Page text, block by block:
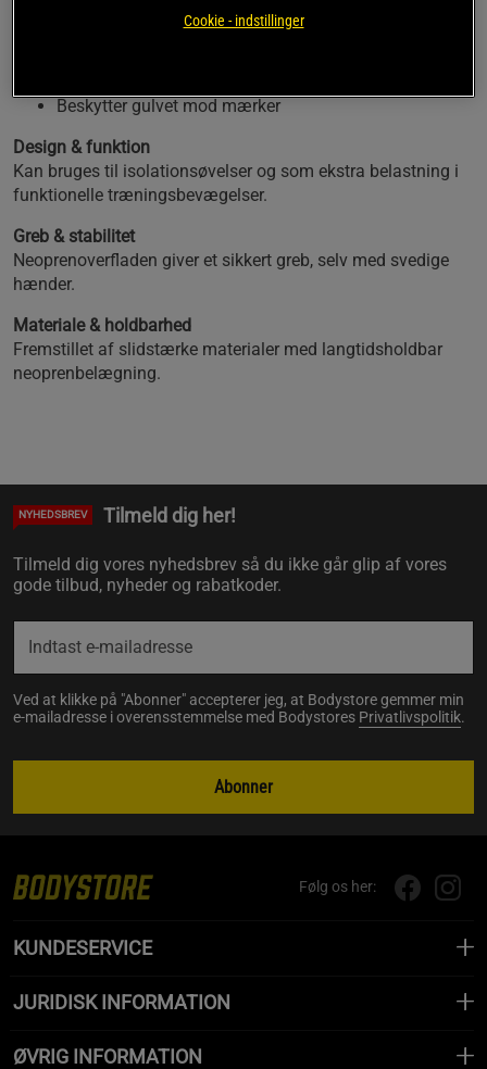
Findes fra 1 til 10 kg
Beskytter gulvet mod mærker
Design & funktion
Kan bruges til isolationsøvelser og som ekstra belastning i
funktionelle træningsbevægelser.
Greb & stabilitet
Neoprenoverfladen giver et sikkert greb, selv med svedige
hænder.
Materiale & holdbarhed
Fremstillet af slidstærke materialer med langtidsholdbar
neoprenbelægning.
NYHEDSBREV Tilmeld dig her!
Tilmeld dig vores nyhedsbrev så du ikke går glip af vores
gode tilbud, nyheder og rabatkoder.
Ved at klikke på "Abonner" accepterer jeg, at Bodystore gemmer min
e-mailadresse i overensstemmelse med Bodystores Privatlivspolitik.
Abonner
Følg os her:
KUNDESERVICE
JURIDISK INFORMATION
ØVRIG INFORMATION
Cookie - indstillinger